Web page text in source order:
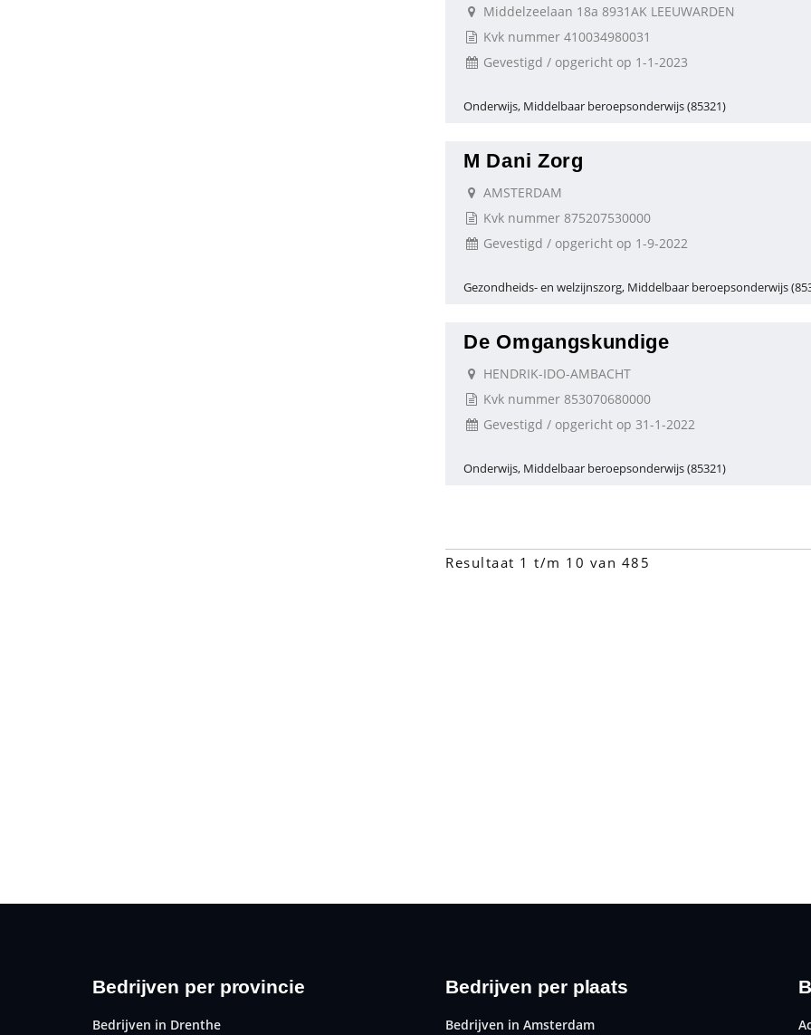
Middelzeelaan 18a 8931AK LEEUWARDEN
Kvk nummer 410034980031
Gevestigd / opgericht op 1-1-2023
Onderwijs, Middelbaar beroepsonderwijs (85321)
M Dani Zorg
AMSTERDAM
Kvk nummer 875207530000
Gevestigd / opgericht op 1-9-2022
Gezondheids- en welzijnszorg, Middelbaar beroepsonderwijs
De Omgangskundige
HENDRIK-IDO-AMBACHT
Kvk nummer 853070680000
Gevestigd / opgericht op 31-1-2022
Onderwijs, Middelbaar beroepsonderwijs (85321)
Resultaat 1 t/m 10 van 485
Bedrijven per provincie
Bedrijven in Drenthe
Bedrijven per plaats
Bedrijven in Amsterdam